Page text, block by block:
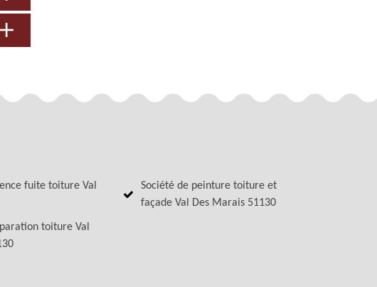
fuite toiture Val
toiture Val
Société de peinture toiture et
façade Val Des Marais 51130